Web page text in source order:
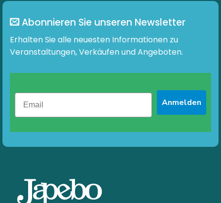
Abonnieren Sie unseren Newsletter
Erhalten Sie alle neuesten Informationen zu
Veranstaltungen, Verkäufen und Angeboten.
Anmelden